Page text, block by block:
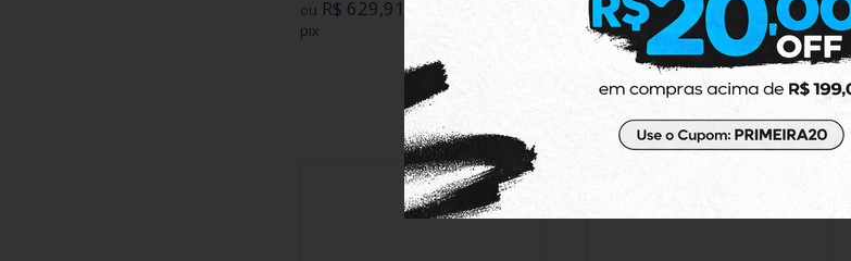
ou R$ 629,91
pix
ou R$ 899,91 no boleto ou
pix